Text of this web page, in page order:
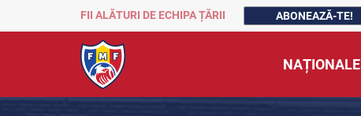
FII ALĂTURI DE ECHIPA ȚĂRII ABONEAZĂ-TE!
NAȚIONALE